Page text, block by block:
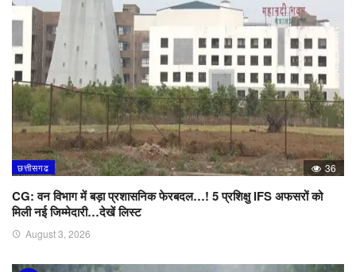
छत्तीसगढ 36
CG: वन विभाग में बड़ा प्रशासनिक फेरबदल…! 5 प्रशिक्षु IFS अफसरों को
मिली नई जिम्मेदारी…देखें लिस्ट
August 3, 2026